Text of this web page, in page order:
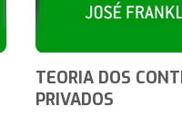
TEORIA DOS
PRIVADOS